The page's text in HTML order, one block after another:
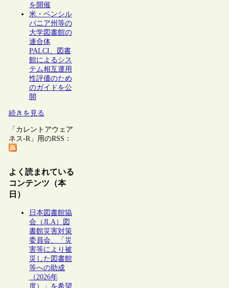
を開催
米・ペンシル
バニア州等の
大学図書館の
連合体
PALCI、図書
館によるシス
テム相互運用
性評価のため
のガイドを公
開
続きを見る
「カレントアウェア
ネス-R」用のRSS：
よく読まれている
コンテンツ（本
日）
日本図書館協
会（JLA）図
書館災害対策
委員会、「災
害等により被
災した図書館
等への助成
（2026年
度）」を希望